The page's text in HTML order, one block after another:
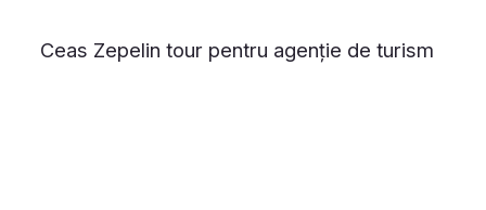
Ceas Zepelin tour pentru agenție de turism